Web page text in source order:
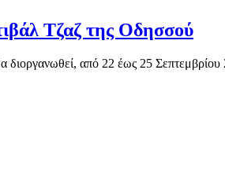
Τζαζ της Οδησσού
από 22 έως 25